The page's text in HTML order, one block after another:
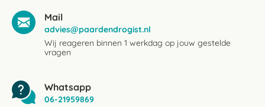
Mail
advies@paardendrogist.nl
Wij reageren binnen 1 werkdag op jouw gestelde
vragen
Whatsapp
06-21959869